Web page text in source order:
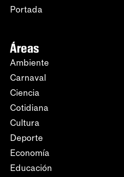
Portada
Áreas
Ambiente
Carnaval
Ciencia
Cotidiana
Cultura
Deporte
Economía
Educación